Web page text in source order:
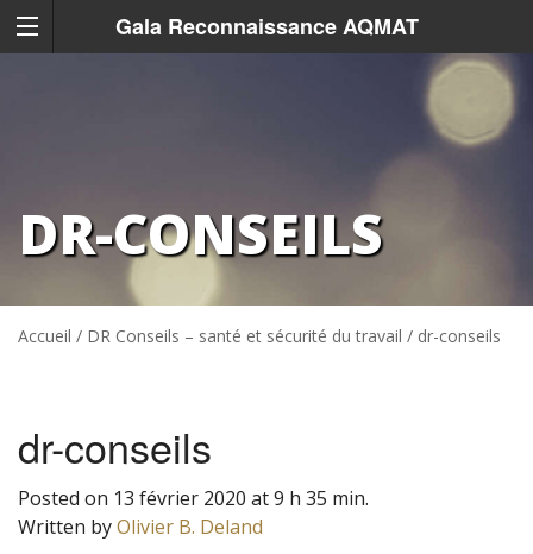
Gala Reconnaissance AQMAT
DR-CONSEILS
Accueil / DR Conseils – santé et sécurité du travail / dr-conseils
dr-conseils
Posted on 13 février 2020 at 9 h 35 min.
Written byOlivier B. Deland